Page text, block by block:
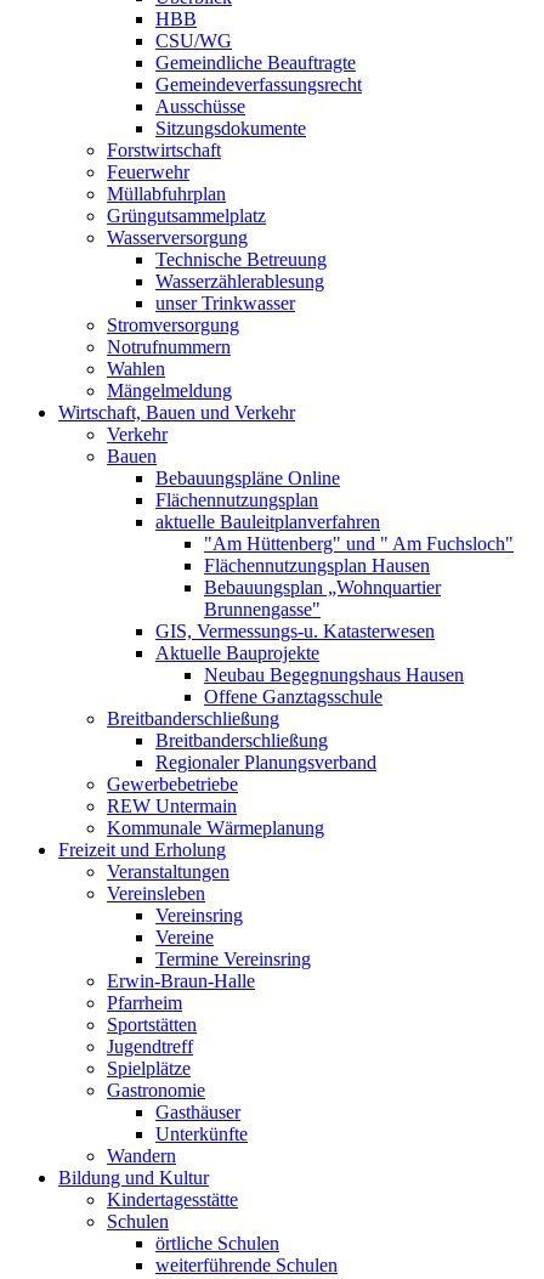
HBB
CSU/WG
Gemeindliche Beauftragte
Gemeindeverfassungsrecht
Ausschüsse
Sitzungsdokumente
Forstwirtschaft
Feuerwehr
Müllabfuhrplan
Grüngutsammelplatz
Wasserversorgung
Technische Betreuung
Wasserzählerablesung
unser Trinkwasser
Stromversorgung
Notrufnummern
Wahlen
Mängelmeldung
Wirtschaft, Bauen und Verkehr
Verkehr
Bauen
Bebauungspläne Online
Flächennutzungsplan
aktuelle Bauleitplanverfahren
"Am Hüttenberg" und " Am Fuchsloch"
Flächennutzungsplan Hausen
Bebauungsplan „Wohnquartier
Brunnengasse"
GIS, Vermessungs-u. Katasterwesen
Aktuelle Bauprojekte
Neubau Begegnungshaus Hausen
Offene Ganztagsschule
Breitbanderschließung
Breitbanderschließung
Regionaler Planungsverband
Gewerbebetriebe
REW Untermain
Kommunale Wärmeplanung
Freizeit und Erholung
Veranstaltungen
Vereinsleben
Vereinsring
Vereine
Termine Vereinsring
Erwin-Braun-Halle
Pfarrheim
Sportstätten
Jugendtreff
Spielplätze
Gastronomie
Gasthäuser
Unterkünfte
Wandern
Bildung und Kultur
Kindertagesstätte
Schulen
örtliche Schulen
weiterführende Schulen